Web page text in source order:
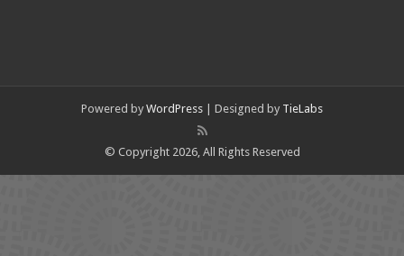
Powered by WordPress | Designed by TieLabs
© Copyright 2026, All Rights Reserved